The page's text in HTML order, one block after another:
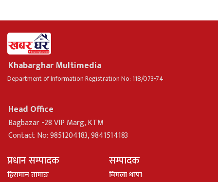
Khabarghar Multimedia
Department of Information Registration No: 118/073-74
Head Office
Bagbazar -28 VIP Marg, KTM
Contact No: 9851204183, 9841514183
प्रधान सम्पादक
हिरामान तामाङ
सम्पादक
विमला थापा